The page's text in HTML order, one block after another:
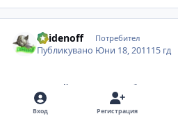
naidenoff Потребител
Публикувано Юни 18, 201115 гд
че кой говори за
се аргументирах с бутона
Винаги когато се опре до
Вход Регистрация